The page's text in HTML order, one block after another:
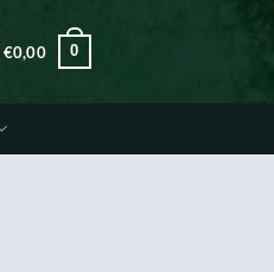
€0,00 0